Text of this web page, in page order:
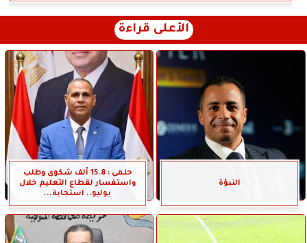
الأعلى قراءة
النبؤة
حلمى : 15.8 ألف شكوى وطلب
واستفسار لقطاع التعليم خلال
يوليو.. استجابة...